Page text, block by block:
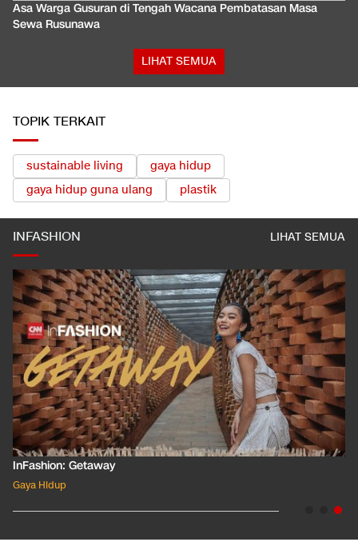
Asa Warga Gusuran di Tengah Wacana Pembatasan Masa
Sewa Rusunawa
LIHAT SEMUA
TOPIK TERKAIT
sustainable living
gaya hidup
gaya hidup guna ulang
plastik
INFASHION LIHAT SEMUA
InFashion: Masking the Ox
Gaya Hidup